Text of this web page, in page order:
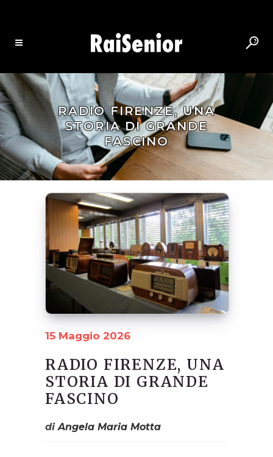
RADIO FIRENZE, UNA
STORIA DI GRANDE
FASCINO
15 Maggio 2026
RADIO FIRENZE, UNA
STORIA DI GRANDE
FASCINO
diAngela Maria Motta